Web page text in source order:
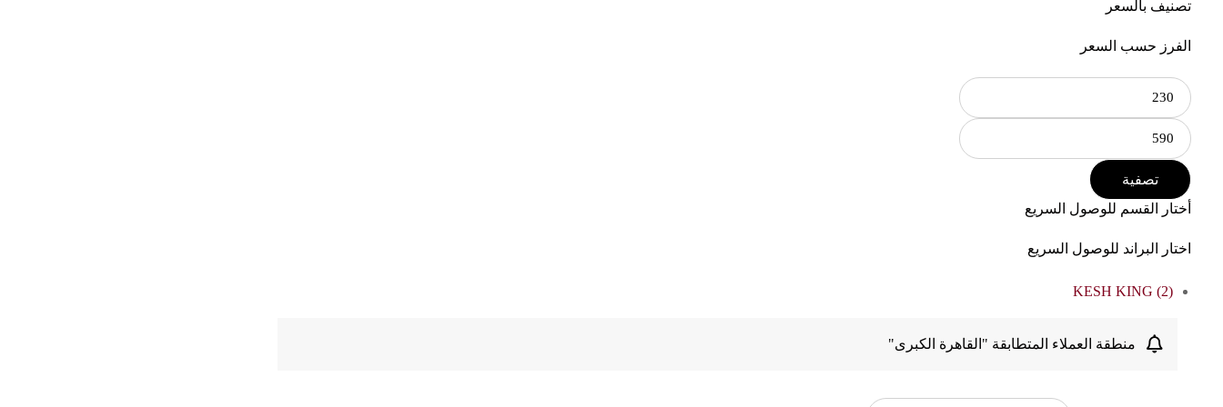
تصنيف بالسعر
الفرز حسب السعر
تصفية
أختار القسم للوصول السريع
اختار البراند للوصول السريع
KESH KING (2)
منطقة العملاء المتطابقة "القاهرة الكبرى"